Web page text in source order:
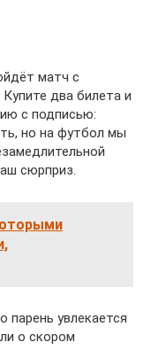
матч с
два билета и
с подписью:
но на футбол мы
сюрприз.
увлекается
о скором